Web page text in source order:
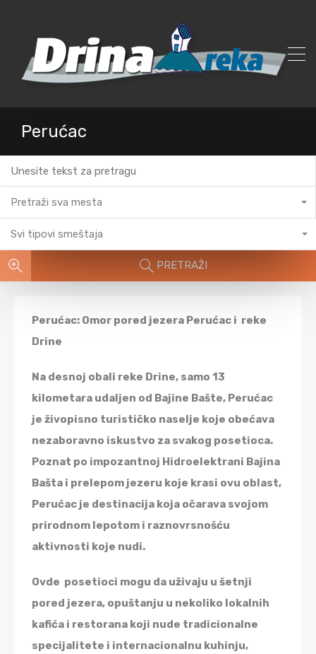
Perućac
Pretraži sva mesta
Svi tipovi smeštaja
PRETRAŽI
Perućac: Omor pored jezera Perućac i reke
Drine
Na desnoj obali reke Drine, samo 13
kilometara udaljen od Bajine Bašte, Perućac
je živopisno turističko naselje koje obećava
nezaboravno iskustvo za svakog posetioca.
Poznat po impozantnoj Hidroelektrani Bajina
Bašta i prelepom jezeru koje krasi ovu oblast,
Perućac je destinacija koja očarava svojom
prirodnom lepotom i raznovrsnošću
aktivnosti koje nudi.
Ovde posetioci mogu da uživaju u šetnji
pored jezera, opuštanju u nekoliko lokalnih
kafića i restorana koji nude tradicionalne
specijalitete i internacionalnu kuhinju,